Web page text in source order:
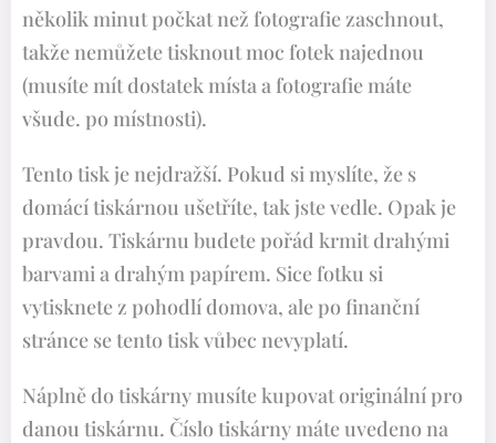
několik minut počkat než fotografie zaschnout,
takže nemůžete tisknout moc fotek najednou
(musíte mít dostatek místa a fotografie máte
všude. po místnosti).
Tento tisk je nejdražší. Pokud si myslíte, že s
domácí tiskárnou ušetříte, tak jste vedle. Opak je
pravdou. Tiskárnu budete pořád krmit drahými
barvami a drahým papírem. Sice fotku si
vytisknete z pohodlí domova, ale po finanční
stránce se tento tisk vůbec nevyplatí.
Náplně do tiskárny musíte kupovat originální pro
danou tiskárnu. Číslo tiskárny máte uvedeno na